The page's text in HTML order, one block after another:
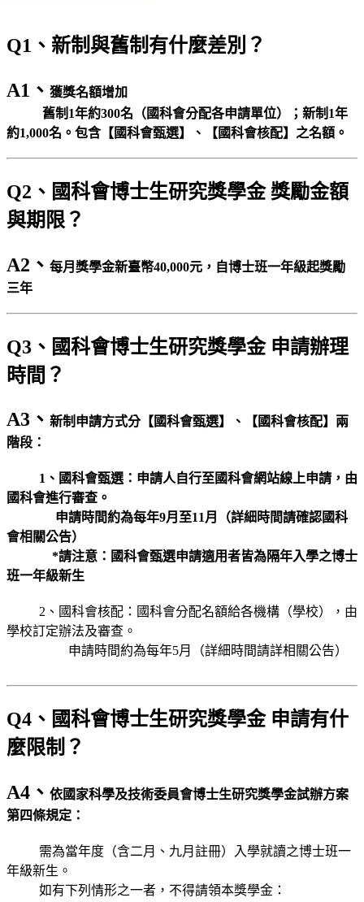
Q1、新制與舊制有什麼差別？
A1、 獲獎名額增加
舊制1年約300名（國科會分配各申請單位）；新制1年
約1,000名。包含【國科會甄選】、【國科會核配】之名額。
Q2、國科會博士生研究獎學金 獎勵金額
與期限？
A2、 每月獎學金新臺幣40,000元，自博士班一年級起獎勵
三年
Q3、國科會博士生研究獎學金 申請辦理
時間？
A3、 新制申請方式分【國科會甄選】、【國科會核配】兩
階段：
1、國科會甄選：申請人自行至國科會網站線上申請，由
國科會進行審查。
申請時間約為每年9月至11月（詳細時間請確認國科
會相關公告）
*請注意：國科會甄選申請適用者皆為隔年入學之博士
班一年級新生
2、國科會核配：國科會分配名額給各機構（學校），由
學校訂定辦法及審查。
申請時間約為每年5月（詳細時間請詳相關公告）
Q4、國科會博士生研究獎學金 申請有什
麼限制？
A4、 依國家科學及技術委員會博士生研究獎學金試辦方案
第四條規定：
需為當年度（含二月、九月註冊）入學就讀之博士班一
年級新生。
如有下列情形之一者，不得請領本獎學金：